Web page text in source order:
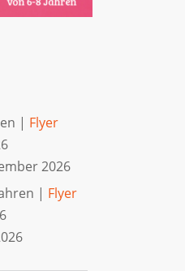
| Flyer
2026
| Flyer